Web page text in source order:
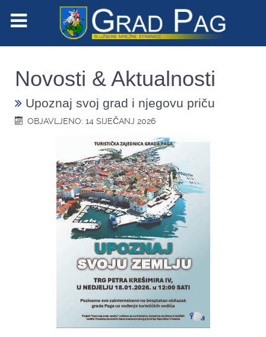
Novosti & Aktualnosti
Upoznaj svoj grad i njegovu priču
OBJAVLJENO: 14 SIJEČANJ 2026